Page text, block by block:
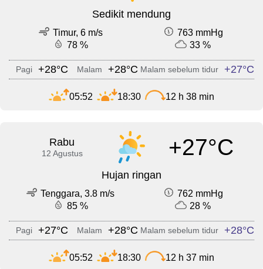
Sedikit mendung
Timur, 6 m/s
763 mmHg
78 %
33 %
Pagi +28°C Malam +28°C Malam sebelum tidur +27°C
05:52 18:30 12 h 38 min
Rabu
12 Agustus +27°C
Hujan ringan
Tenggara, 3.8 m/s
762 mmHg
85 %
28 %
Pagi +27°C Malam +28°C Malam sebelum tidur +28°C
05:52 18:30 12 h 37 min